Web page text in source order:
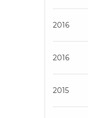
2016
2016
2015